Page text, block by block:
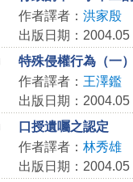
作者譯者： 洪家殷
出版日期：2004.05
特殊侵權行為（一
作者譯者： 王澤鑑
出版日期：2004.05
口授遺囑之認定
作者譯者： 林秀雄
出版日期：2004.05